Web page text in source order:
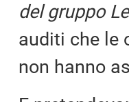
del gruppo
auditi che le
non hanno